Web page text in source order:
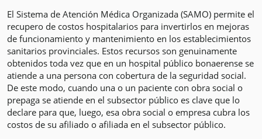
El Sistema de Atención Médica Organizada (SAMO) permite el
recupero de costos hospitalarios para invertirlos en mejoras
de funcionamiento y mantenimiento en los establecimientos
sanitarios provinciales. Estos recursos son genuinamente
obtenidos toda vez que en un hospital público bonaerense se
atiende a una persona con cobertura de la seguridad social.
De este modo, cuando una o un paciente con obra social o
prepaga se atiende en el subsector público es clave que lo
declare para que, luego, esa obra social o empresa cubra los
costos de su afiliado o afiliada en el subsector público.